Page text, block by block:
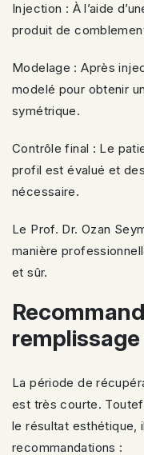
Injection : À l’aide
produit de
Modelage : Après
modelé pour obtenir
symétrique.
Contrôle final : Le
profil est évalué et
nécessaire.
Le Prof. Dr. Ozan
manière
et sûr.
La période de
est très courte.
le résultat esthétique,
recommandations :